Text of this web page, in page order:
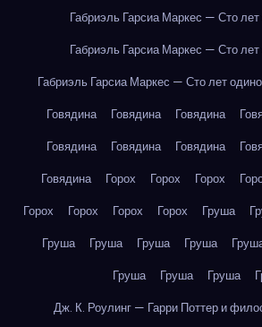
Габриэль Гарсиа Маркес — Сто
Габриэль Гарсиа Маркес — Сто
Габриэль Гарсиа Маркес — Сто лет
Говядина
Говядина Говядина
Говядина
Говядина Говядина
Говядина
Горох Горох Горох
Горох
Горох Горох Горох Груша
Груша
Груша Груша Груша
Груша
Груша Груша
Дж. К. Роулинг — Гарри Поттер и